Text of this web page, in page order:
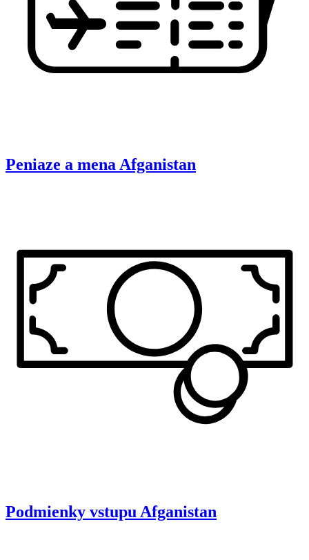
Peniaze a mena Afganistan
Podmienky vstupu Afganistan